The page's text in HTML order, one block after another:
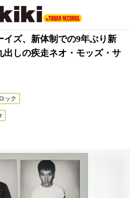
イズ、新体制での9年ぶり新
出しの疾走ネオ・モッズ・サ
ック